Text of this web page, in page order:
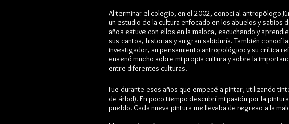
Al terminar el colegio, en el 2002, conocí al antropólogo
un estudio de la cultura enfocado en los abuelos y sabios
años estuve con ellos en la maloca, escuchando y
sus cantos, historias y su gran sabiduría. También conocí
investigador, su pensamiento antropológico y su crítica
enseñó mucho sobre mi propia cultura y sobre la
entre diferentes culturas.
Fue durante esos años que empecé a pintar, utilizando
de árbol). En poco tiempo descubrí mi pasión por la
pueblo. Cada nueva pintura me llevaba de regreso a la